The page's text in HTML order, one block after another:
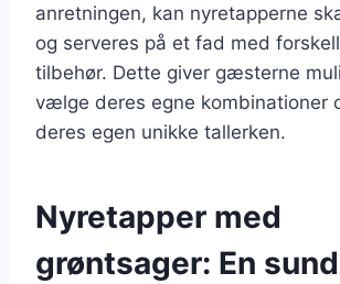
anretningen, kan nyretapperne
og serveres på et fad med
tilbehør. Dette giver gæsterne
vælge deres egne kombinationer
deres egen unikke tallerken.
Nyretapper med
grøntsager: En